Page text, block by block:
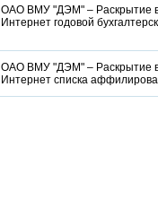
ОАО ВМУ "ДЭМ" – Раскрытие
Интернет годовой
ОАО ВМУ "ДЭМ" – Раскрытие
Интернет списка